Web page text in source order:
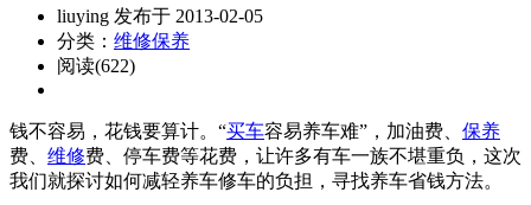
liuying 发布于 2013-02-05
分类： 维修保养
阅读(622)
钱不容易，花钱要算计。“买车容易养车难”，加油费、 保养
费、 维修费、停车费等花费，让许多有车一族不堪重负，这次
我们就探讨如何减轻养车修车的负担，寻找养车省钱方法。